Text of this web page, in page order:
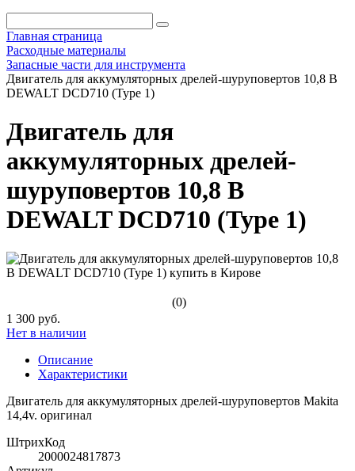
Главная страница
Расходные материалы
Запасные части для инструмента
Двигатель для аккумуляторных дрелей-шуруповертов 10,8 В
DEWALT DCD710 (Type 1)
Двигатель для
аккумуляторных дрелей-
шуруповертов 10,8 В
DEWALT DCD710 (Type 1)
(0)
1 300 руб.
Нет в наличии
Описание
Характеристики
Двигатель для аккумуляторных дрелей-шуруповертов Makita
14,4v. оригинал
ШтрихКод
2000024817873